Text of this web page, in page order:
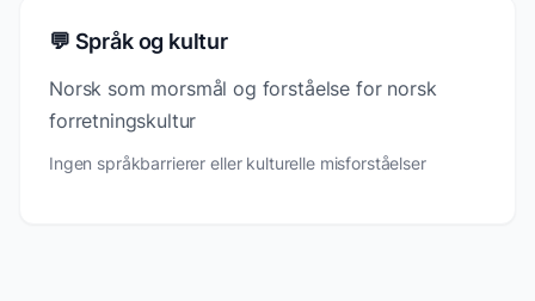
💬 Språk og kultur
Norsk som morsmål og forståelse for norsk
forretningskultur
Ingen språkbarrierer eller kulturelle misforståelser